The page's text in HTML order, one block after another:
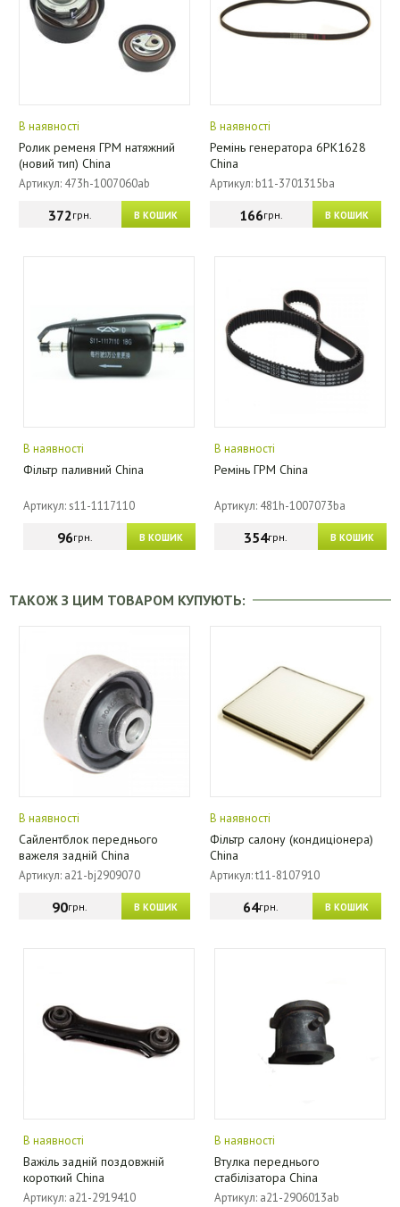
В наявності
Ролик ременя ГРМ натяжний
(новий тип) China
Артикул: 473h-1007060ab
В КОШИК
372грн.
В наявності
Ремінь генератора 6PK1628
China
Артикул: b11-3701315ba
В КОШИК
166грн.
В наявності
Фільтр паливний China
Артикул: s11-1117110
В КОШИК
96грн.
В наявності
Ремінь ГРМ China
Артикул: 481h-1007073ba
В КОШИК
354грн.
ТАКОЖ З ЦИМ ТОВАРОМ КУПУЮТЬ:
В наявності
Сайлентблок переднього
важеля задній China
Артикул: a21-bj2909070
В КОШИК
90грн.
В наявності
Фільтр салону (кондиціонера)
China
Артикул: t11-8107910
В КОШИК
64грн.
В наявності
Важіль задній поздовжній
короткий China
Артикул: a21-2919410
В наявності
Втулка переднього
стабілізатора China
Артикул: a21-2906013ab